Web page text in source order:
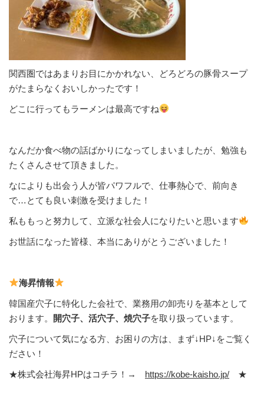
関西圏ではあまりお目にかかれない、どろどろの豚骨スープ
がたまらなくおいしかったです！
どこに行ってもラーメンは最高ですね
なんだか食べ物の話ばかりになってしまいましたが、勉強も
たくさんさせて頂きました。
なによりも出会う人が皆パワフルで、仕事熱心で、前向き
で…とても良い刺激を受けました！
私ももっと努力して、立派な社会人になりたいと思います
お世話になった皆様、本当にありがとうございました！
海昇情報
韓国産穴子に特化した会社で、業務用の卸売りを基本として
おります。
開穴子、活穴子、焼穴子を取り扱っています。
穴子について気になる方、お困りの方は、まず↓HP↓をご覧く
ださい！
★株式会社海昇HPはコチラ！→ https://kobe-kaisho.jp/ ★